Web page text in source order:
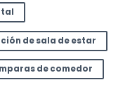
de sala de estar
de comedor